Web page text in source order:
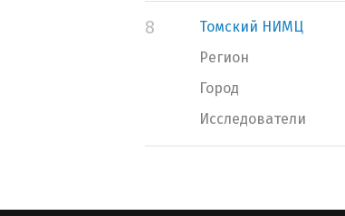
8
Томский НИМЦ
Регион
Город
Исследователи